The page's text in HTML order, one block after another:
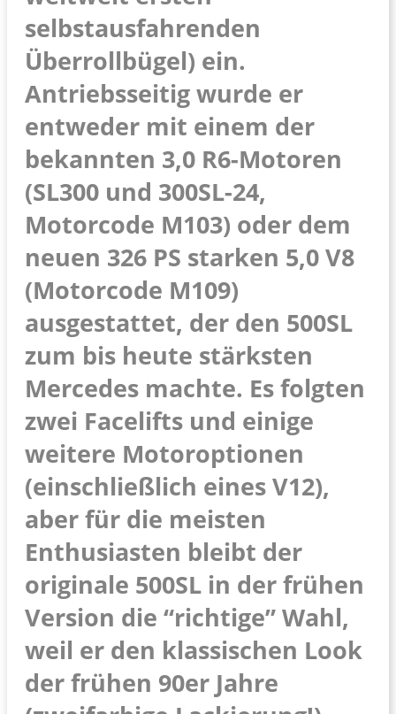
selbstausfahrenden
Überrollbügel) ein.
Antriebsseitig wurde er
entweder mit einem der
bekannten 3,0 R6-Motoren
(SL300 und 300SL-24,
Motorcode M103) oder dem
neuen 326 PS starken 5,0 V8
(Motorcode M109)
ausgestattet, der den 500SL
zum bis heute stärksten
Mercedes machte. Es folgten
zwei Facelifts und einige
weitere Motoroptionen
(einschließlich eines V12),
aber für die meisten
Enthusiasten bleibt der
originale 500SL in der frühen
Version die “richtige” Wahl,
weil er den klassischen Look
der frühen 90er Jahre